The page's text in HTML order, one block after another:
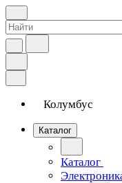
Колумбус
Каталог
Каталог